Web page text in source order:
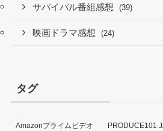
サバイバル番組感想 (39)
映画ドラマ感想 (24)
タグ
Amazonプライムビデオ PRODUCE101